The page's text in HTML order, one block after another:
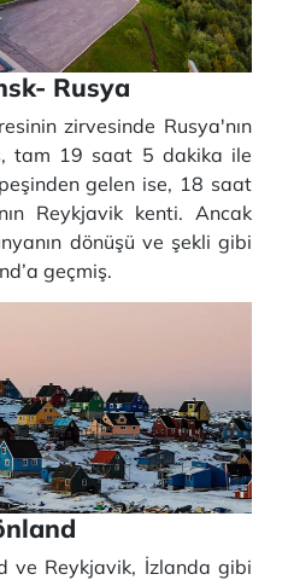
Rusya
zirvesinde Rusya'nın
tam 19 saat 5 dakika ile
peşinden gelen ise, 18 saat
Reykjavik kenti. Ancak
dönüşü ve şekli gibi
geçmiş.
ve Reykjavik, İzlanda gibi